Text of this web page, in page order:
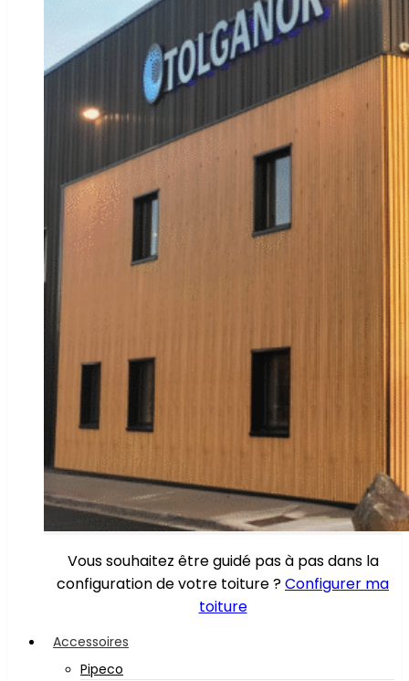
Vous souhaitez être guidé pas à pas dans la
configuration de votre toiture ?Configurer ma
toiture
Accessoires
Pipeco